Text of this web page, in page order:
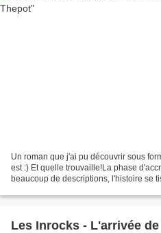
Un roman que j'ai pu découvrir sous
est :) Et quelle trouvaille!La phase
beaucoup de descriptions, l'histoire se
Les Inrocks - L'arrivée